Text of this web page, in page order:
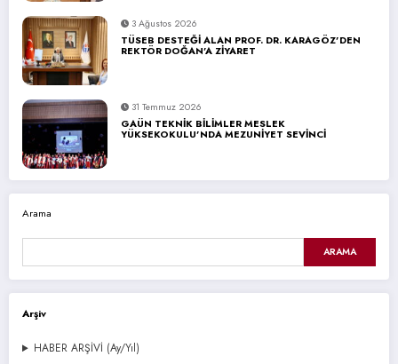
3 Ağustos 2026
TÜSEB DESTEĞİ ALAN PROF. DR. KARAGÖZ’DEN
REKTÖR DOĞAN’A ZİYARET
31 Temmuz 2026
GAÜN TEKNİK BİLİMLER MESLEK
YÜKSEKOKULU’NDA MEZUNİYET SEVİNCİ
Arama
ARAMA
Arşiv
HABER ARŞİVİ (Ay/Yıl)